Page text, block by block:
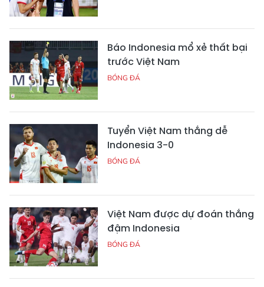
Báo Indonesia mổ xẻ thất bại
trước Việt Nam
BÓNG ĐÁ
Tuyển Việt Nam thắng dễ
Indonesia 3-0
BÓNG ĐÁ
Việt Nam được dự đoán thắng
đậm Indonesia
BÓNG ĐÁ